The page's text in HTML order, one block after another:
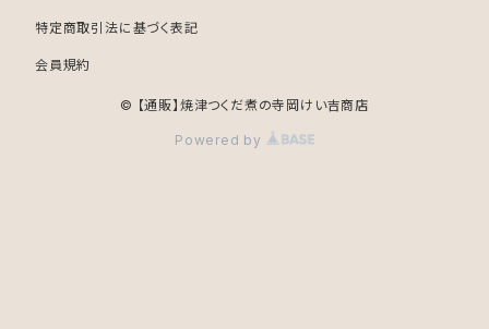
特定商取引法に基づく表記
会員規約
© 【通販】焼津つくだ煮の寺岡けい吉商店
Powered by